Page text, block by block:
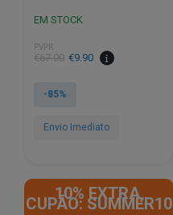
EM STOCK
PVPR
€67.00
O
original
€67.00.
€9.90
O
atual
€9.90.
-85%
Envio Imediato
10% EXTRA,
CUPÃO: SUMMER10